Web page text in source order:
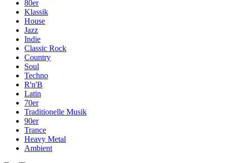
80er
Klassik
House
Jazz
Indie
Classic Rock
Country
Soul
Techno
R'n'B
Latin
70er
Traditionelle Musik
90er
Trance
Heavy Metal
Ambient